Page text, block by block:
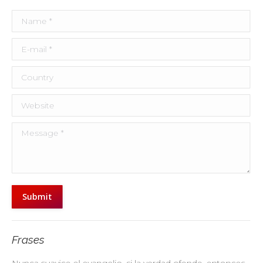
Name *
E-mail *
Country
Website
Message *
Submit
Frases